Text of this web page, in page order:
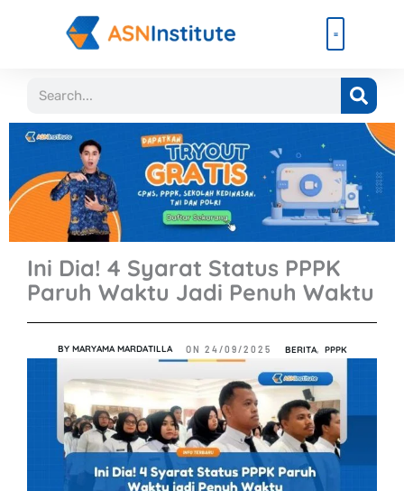
Search
Ini Dia! 4 Syarat Status PPPK
Paruh Waktu Jadi Penuh Waktu
BYMARYAMA MARDATILLA ON 24/09/2025 BERITA, PPPK